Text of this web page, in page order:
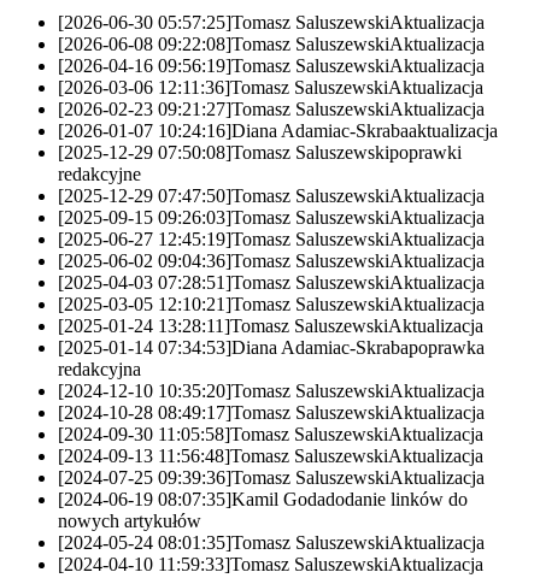
[2026-06-30 05:57:25]Tomasz SaluszewskiAktualizacja
[2026-06-08 09:22:08]Tomasz SaluszewskiAktualizacja
[2026-04-16 09:56:19]Tomasz SaluszewskiAktualizacja
[2026-03-06 12:11:36]Tomasz SaluszewskiAktualizacja
[2026-02-23 09:21:27]Tomasz SaluszewskiAktualizacja
[2026-01-07 10:24:16]Diana Adamiac-Skrabaaktualizacja
[2025-12-29 07:50:08]Tomasz Saluszewskipoprawki
redakcyjne
[2025-12-29 07:47:50]Tomasz SaluszewskiAktualizacja
[2025-09-15 09:26:03]Tomasz SaluszewskiAktualizacja
[2025-06-27 12:45:19]Tomasz SaluszewskiAktualizacja
[2025-06-02 09:04:36]Tomasz SaluszewskiAktualizacja
[2025-04-03 07:28:51]Tomasz SaluszewskiAktualizacja
[2025-03-05 12:10:21]Tomasz SaluszewskiAktualizacja
[2025-01-24 13:28:11]Tomasz SaluszewskiAktualizacja
[2025-01-14 07:34:53]Diana Adamiac-Skrabapoprawka
redakcyjna
[2024-12-10 10:35:20]Tomasz SaluszewskiAktualizacja
[2024-10-28 08:49:17]Tomasz SaluszewskiAktualizacja
[2024-09-30 11:05:58]Tomasz SaluszewskiAktualizacja
[2024-09-13 11:56:48]Tomasz SaluszewskiAktualizacja
[2024-07-25 09:39:36]Tomasz SaluszewskiAktualizacja
[2024-06-19 08:07:35]Kamil Godadodanie linków do
nowych artykułów
[2024-05-24 08:01:35]Tomasz SaluszewskiAktualizacja
[2024-04-10 11:59:33]Tomasz SaluszewskiAktualizacja